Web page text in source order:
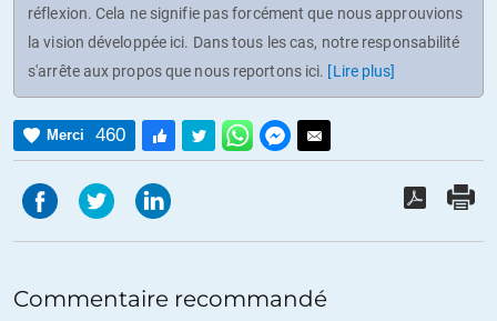
réflexion. Cela ne signifie pas forcément que nous approuvions
la vision développée ici. Dans tous les cas, notre responsabilité
s'arrête aux propos que nous reportons ici. [Lire plus]
Merci 460
Commentaire recommandé